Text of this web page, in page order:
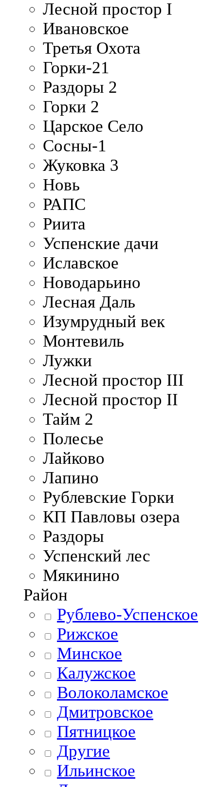
Лесной простор I
Ивановское
Третья Охота
Горки-21
Раздоры 2
Горки 2
Царское Село
Сосны-1
Жуковка 3
Новь
РАПС
Риита
Успенские дачи
Иславское
Новодарьино
Лесная Даль
Изумрудный век
Монтевиль
Лужки
Лесной простор III
Лесной простор II
Тайм 2
Полесье
Лайково
Лапино
Рублевские Горки
КП Павловы озера
Раздоры
Успенский лес
Мякинино
Район
Рублево-Успенское
Рижское
Минское
Калужское
Волоколамское
Дмитровское
Пятницкое
Другие
Ильинское